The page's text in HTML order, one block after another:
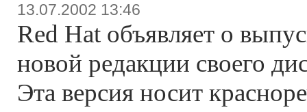
13.07.2002 13:46
Red Hat объявляет о
новой редакции своего
Эта версия носит